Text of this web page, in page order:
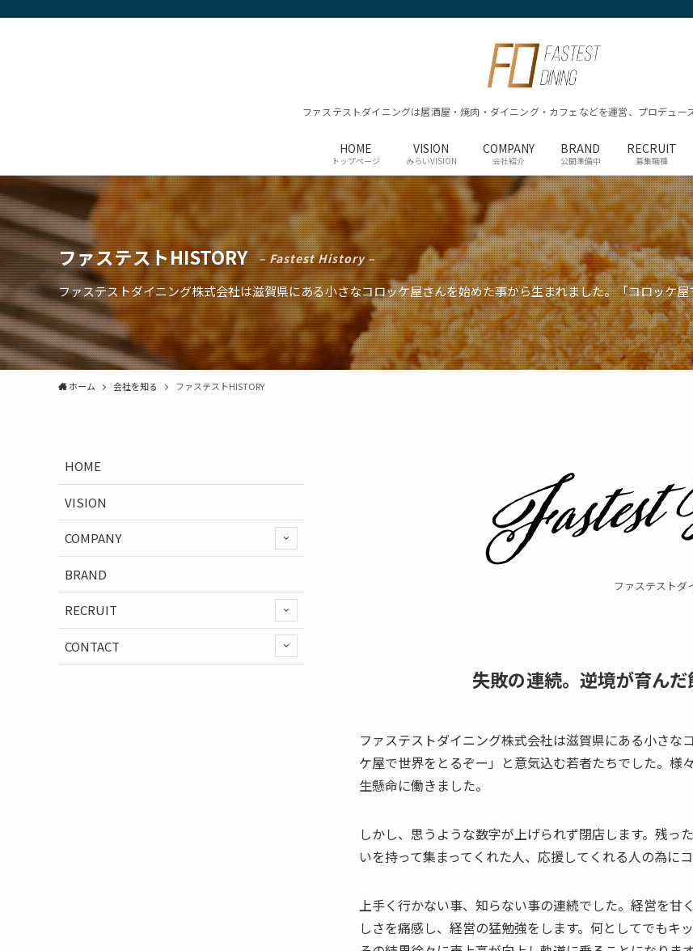
ファステストダイニングは居酒屋・焼肉・ダイニング・カフェなどを運営、プロデュー
HOME
トップページ
VISION
みらいVISION
COMPANY
会社紹介
BRAND
公開準備中
RECRUIT
募集職種
ファステストHISTORY – Fastest History –
ファステストダイニング株式会社は滋賀県にある小さなコロッケ屋さんを始めた事から生まれました。「コロッケ
ホーム 会社を知る ファステストHISTORY
ファステストダ
失敗の連続。逆境が育んだ
ファステストダイニング株式会社は滋賀県にある小さ
ケ屋で世界をとるぞー」と意気込む若者たちでした。様
生懸命に働きました。
しかし、思うような数字が上げられず閉店します。残っ
いを持って集まってくれた人、応援してくれる人の為に
上手く行かない事、知らない事の連続でした。経営を甘
しさを痛感し、経営の猛勉強をします。何としてでもキ
HOME
VISION
COMPANY
BRAND
RECRUIT
CONTACT